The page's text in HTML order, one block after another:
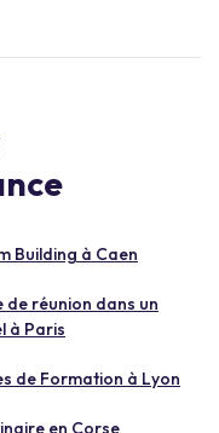
Building à Caen
de réunion dans un
à Paris
de Formation à Lyon
en Corse